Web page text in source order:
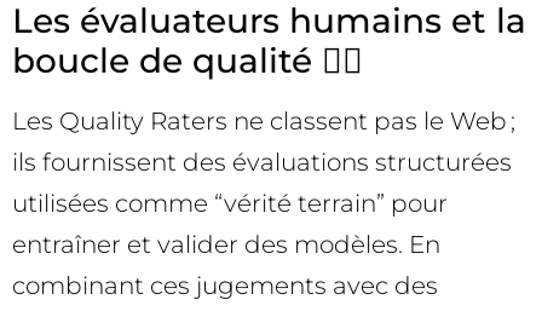
Les évaluateurs humains et la
boucle de qualité 🧑‍⚖️
Les Quality Raters ne classent pas le Web ;
ils fournissent des évaluations structurées
utilisées comme “vérité terrain” pour
entraîner et valider des modèles. En
combinant ces jugements avec des